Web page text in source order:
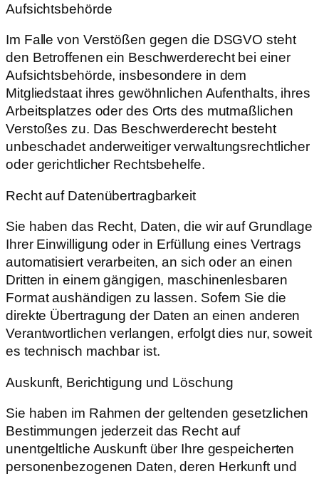
Aufsichtsbehörde
Im Falle von Verstößen gegen die DSGVO steht
den Betroffenen ein Beschwerderecht bei einer
Aufsichtsbehörde, insbesondere in dem
Mitgliedstaat ihres gewöhnlichen Aufenthalts, ihres
Arbeitsplatzes oder des Orts des mutmaßlichen
Verstoßes zu. Das Beschwerderecht besteht
unbeschadet anderweitiger verwaltungsrechtlicher
oder gerichtlicher Rechtsbehelfe.
Recht auf Datenübertragbarkeit
Sie haben das Recht, Daten, die wir auf Grundlage
Ihrer Einwilligung oder in Erfüllung eines Vertrags
automatisiert verarbeiten, an sich oder an einen
Dritten in einem gängigen, maschinenlesbaren
Format aushändigen zu lassen. Sofern Sie die
direkte Übertragung der Daten an einen anderen
Verantwortlichen verlangen, erfolgt dies nur, soweit
es technisch machbar ist.
Auskunft, Berichtigung und Löschung
Sie haben im Rahmen der geltenden gesetzlichen
Bestimmungen jederzeit das Recht auf
unentgeltliche Auskunft über Ihre gespeicherten
personenbezogenen Daten, deren Herkunft und